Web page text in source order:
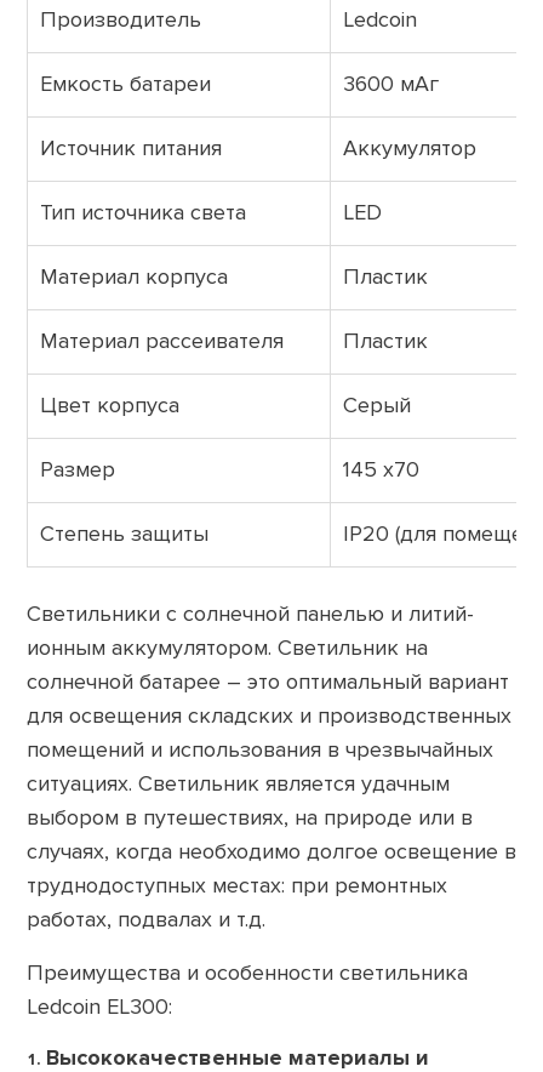
Производитель Ledcoin
Емкость батареи 3600 мАг
Источник питания Аккумулятор
Тип источника света LED
Материал корпуса Пластик
Материал рассеивателя Пластик
Цвет корпуса Серый
Размер 145 х70
Степень защиты IP20 (для
Светильники с солнечной панелью и литий-
ионным аккумулятором. Светильник на
солнечной батарее – это оптимальный вариант
для освещения складских и производственных
помещений и использования в чрезвычайных
ситуациях. Светильник является удачным
выбором в путешествиях, на природе или в
случаях, когда необходимо долгое освещение в
труднодоступных местах: при ремонтных
работах, подвалах и т.д.
Преимущества и особенности светильника
Ledcoin EL300:
Высококачественные материалы и